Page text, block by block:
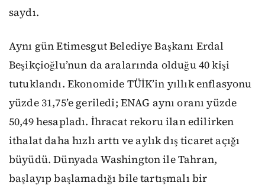
saydı.
Aynı gün Etimesgut Belediye Başkanı Erdal
Beşikçioğlu’nun da aralarında olduğu 40 kişi
tutuklandı. Ekonomide TÜİK’in yıllık enflasyonu
yüzde 31,75’e geriledi; ENAG aynı oranı yüzde
50,49 hesapladı. İhracat rekoru ilan edilirken
ithalat daha hızlı arttı ve aylık dış ticaret açığı
büyüdü. Dünyada Washington ile Tahran,
başlayıp başlamadığı bile tartışmalı bir